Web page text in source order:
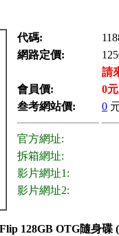
代碼:
網路定價:
請
會員價:
0
叁考網站價:
0
官方網址:
拆箱網址:
影片網址1:
影片網址2:
128GB OTG隨身碟